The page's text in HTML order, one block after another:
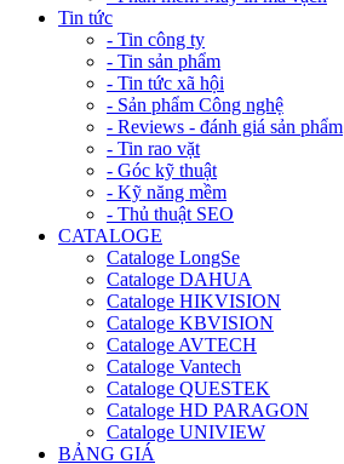
Tin tức
- Tin công ty
- Tin sản phẩm
- Tin tức xã hội
- Sản phẩm Công nghệ
- Reviews - đánh giá sản phẩm
- Tin rao vặt
- Góc kỹ thuật
- Kỹ năng mềm
- Thủ thuật SEO
CATALOGE
Cataloge LongSe
Cataloge DAHUA
Cataloge HIKVISION
Cataloge KBVISION
Cataloge AVTECH
Cataloge Vantech
Cataloge QUESTEK
Cataloge HD PARAGON
Cataloge UNIVIEW
BẢNG GIÁ